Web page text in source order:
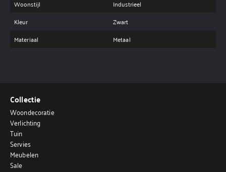
Woonstijl
Industrieel
Kleur
Zwart
Materiaal
Metaal
Collectie
Woondecoratie
Verlichting
Tuin
Servies
Meubelen
Sale